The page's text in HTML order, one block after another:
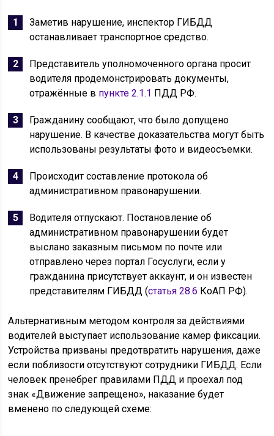
Заметив нарушение, инспектор ГИБДД
останавливает транспортное средство.
Представитель уполномоченного органа просит
водителя продемонстрировать документы,
отражённые в пункте 2.1.1 ПДД РФ.
Гражданину сообщают, что было допущено
нарушение. В качестве доказательства могут быть
использованы результаты фото и видеосъемки.
Происходит составление протокола об
административном правонарушении.
Водителя отпускают. Постановление об
административном правонарушении будет
выслано заказным письмом по почте или
отправлено через портал Госуслуги, если у
гражданина присутствует аккаунт, и он известен
представителям ГИБДД (статья 28.6 КоАП РФ).
Альтернативным методом контроля за действиями
водителей выступает использование камер фиксации.
Устройства призваны предотвратить нарушения, даже
если поблизости отсутствуют сотрудники ГИБДД. Если
человек пренебрег правилами ПДД и проехал под
знак «Движение запрещено», наказание будет
вменено по следующей схеме: